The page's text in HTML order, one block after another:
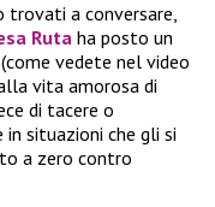
trovati a conversare,
Rutaha posto un
vedete nel video
vita amorosa di
di tacere o
situazioni che gli si
a zero contro